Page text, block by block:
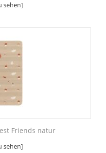
sehen]
Friends natur
sehen]